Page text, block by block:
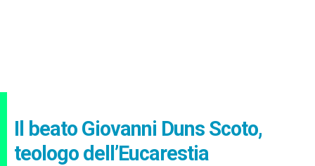
Il beato Giovanni Duns Scoto,
teologo dell’Eucarestia